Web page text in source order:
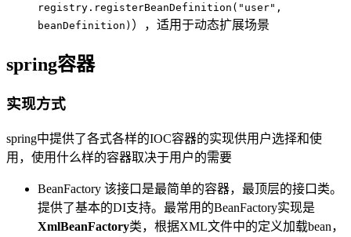
registry.registerBeanDefinition("user",
beanDefinition) ），适用于动态扩展场景
spring容器
实现方式
spring中提供了各式各样的IOC容器的实现供用户选择和使
用，使用什么样的容器取决于用户的需要
BeanFactory 该接口是最简单的容器，最顶层的接口类。
提供了基本的DI支持。最常用的BeanFactory实现是
XmlBeanFactory类，根据XML文件中的定义加载bean，